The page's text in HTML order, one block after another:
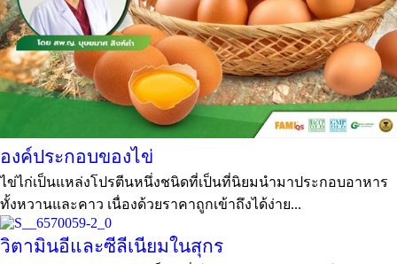
องค์ประกอบของไข่
ไข่ไก่เป็นแหล่งโปรตีนหนึ่งชนิดที่เป็นที่นิยมนำมาประกอบอาหาร
ทั้งหวานและคาว เนื่องด้วยราคาถูกเข้าถึงได้ง่าย...
วิตามินอีและซีลีเนียมในสุกร